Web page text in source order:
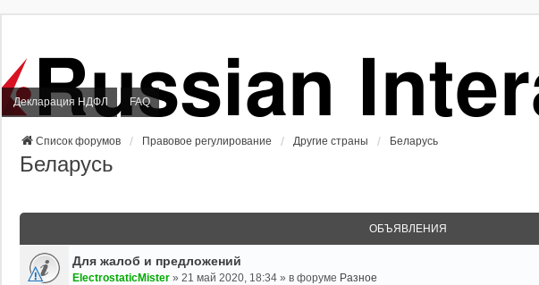
Декларация НДФЛ FAQ
Список форумов Правовое регулирование Другие страны Беларусь
Беларусь
ОБЪЯВЛЕНИЯ
Для жалоб и предложений
ElectrostaticMister » 21 май 2020, 18:34 » в форуме Разное